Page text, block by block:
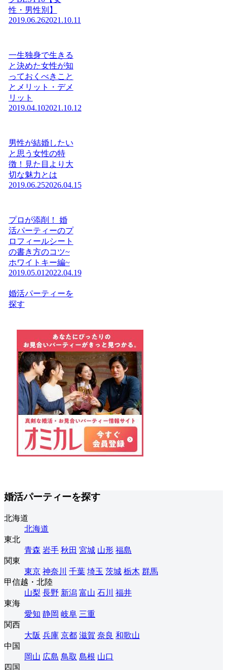
性・男性別】
2019.06.262021.10.11
一生独身で生きる
と決めた女性が知
っておくべきこと
とメリット・デメ
リット
2019.04.102021.10.12
男性が結婚したい
と思う女性の特
徴！見た目より大
切な魅力とは
2019.06.252026.04.15
プロが添削！ 婚
活パーティーのプ
ロフィールシート
の書き方のコツ~
ホワイトキー編~
2019.05.01 2022.04.19
婚活パーティーを
探す
婚活パーティーを探す
北海道
北海道
東北
青森 岩手 秋田 宮城 山形 福島
関東
東京 神奈川 千葉 埼玉 茨城 栃木 群馬
甲信越・北陸
山梨 長野 新潟 富山 石川
福井
東海
愛知 静岡 岐阜 三重
関西
大阪 兵庫 京都 滋賀 奈良 和歌山
中国
岡山 広島 鳥取 島根 山口
四国